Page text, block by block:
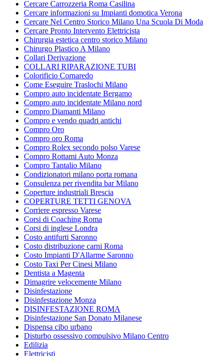
Cercare Carrozzeria Roma Casilina
Cercare informazioni su Impianti domotica Verona
Cercare Nel Centro Storico Milano Una Scuola Di Moda
Cercare Pronto Intervento Elettricista
Chirurgia estetica centro storico Milano
Chirurgo Plastico A Milano
Collari Derivazione
COLLARI RIPARAZIONE TUBI
Colorificio Cornaredo
Come Eseguire Traslochi Milano
Compro auto incidentate Bergamo
Compro auto incidentate Milano nord
Compro Diamanti Milano
Compro e vendo quadri antichi
Compro Oro
Compro oro Roma
Compro Rolex secondo polso Varese
Compro Rottami Auto Monza
Compro Tantalio Milano
Condizionatori milano porta romana
Consulenza per rivendita bar Milano
Coperture industriali Brescia
COPERTURE TETTI GENOVA
Corriere espresso Varese
Corsi di Coaching Roma
Corsi di inglese Londra
Costo antifurti Saronno
Costo distribuzione carni Roma
Costo Impianti D'Allarme Saronno
Costo Taxi Per Cinesi Milano
Dentista a Magenta
Dimagrire velocemente Milano
Disinfestazione
Disinfestazione Monza
DISINFESTAZIONE ROMA
Disinfestazione San Donato Milanese
Dispensa cibo urbano
Disturbo ossessivo compulsivo Milano Centro
Edilizia
Elettricisti